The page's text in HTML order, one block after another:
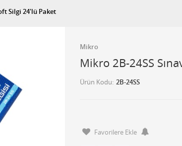
Silgi 24'lü Paket
Mikro
Mikro 2B-24SS
Ürün Kodu 2B-24SS
Favorilere Ekle